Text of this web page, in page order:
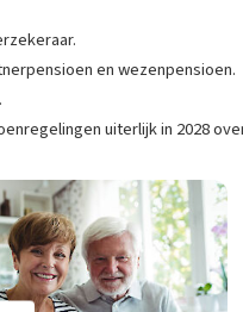
en wezenpensioen.
uiterlijk in 2028